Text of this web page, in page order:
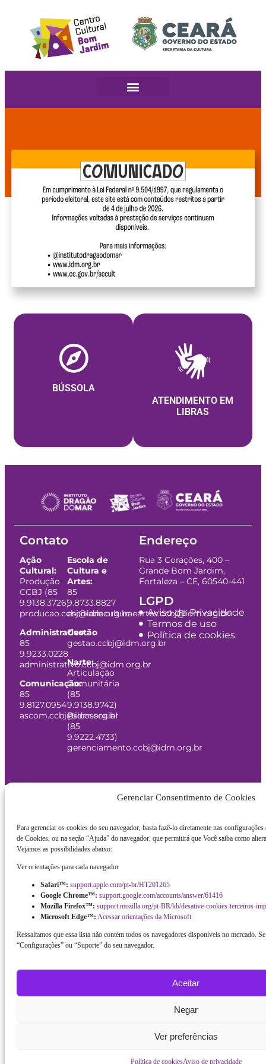
Gerenciar Consentimento de Cookies
Para gerenciar os cookies do seu navegador, basta fazê-lo diretamente nas configurações
de Cookies, ou na seção “Ajuda” do navegador, que permitirá que Você saiba como
Vejamos as possibilidades abaixo:
Ver orientações para cada navegador
Safari™: support.apple.com/pt-br/HT201265
Google Chrome™: support.google.com/accounts/answer/61416
Mozilla Firefox™: support.mozilla.org/pt-BR/kb/desative-cookies-terceiros-
Microsoft Edge™: Acessar orientações da Microsoft
Ressaltamos que essa lista não contém todos os navegadores disponíveis no mercado.
“Configurações” ou “Suporte” do seu navegador.
Aceitar
Negar
Ver preferências
Política de cookiesAviso de privacidade
BÚSSOLA
ATENDIMENTO EM
LIBRAS
Contato
Ação
Cultural:
Produção
CCBJ (85
9.9138.3726)
producao.ccbj@idm.org.br
Administrativo:
85
9.9233.0228
administrativo.ccbj@idm.org.br
Comunicação:
85
9.8127.0954
ascom.ccbj@idm.org.br
Escola de
Cultura e
Artes:
85
9.8733.8827
escoladeculturaeartes.ccbj@idm.org.br
Gestão
gestao.ccbj@idm.org.br
Narte:
Articulação
Comunitária
(85
9.9138.9742)
Psicossocial
(85
9.9222.4733)
gerenciamento.ccbj@idm.org.br
Endereço
Rua 3 Corações, 400 –
Grande Bom Jardim,
Fortaleza – CE, 60540-441
LGPD
Aviso de Privacidade
Termos de uso
Política de cookies